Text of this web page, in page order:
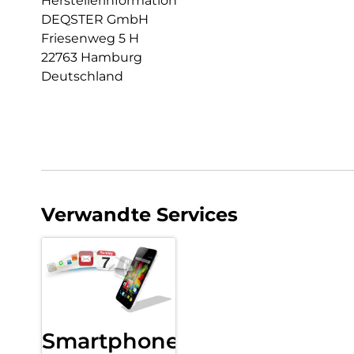
DEQSTER GmbH
Friesenweg 5 H
22763 Hamburg
Deutschland
Verwandte Services
Smartphone